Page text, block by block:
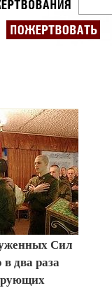
Сил
два раза